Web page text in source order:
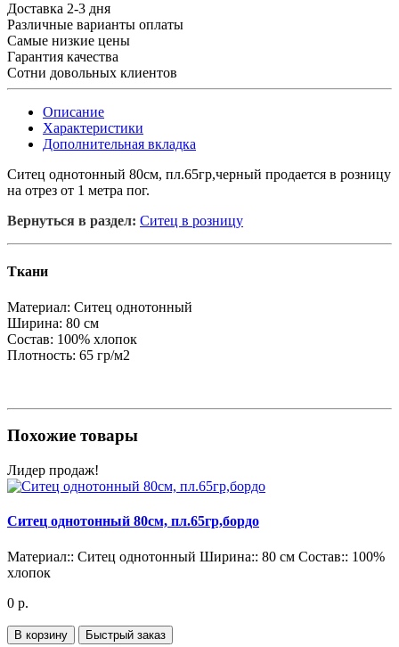
Доставка 2-3 дня
Различные варианты оплаты
Самые низкие цены
Гарантия качества
Сотни довольных клиентов
Описание
Характеристики
Дополнительная вкладка
Ситец однотонный 80см, пл.65гр,черный продается в розницу
на отрез от 1 метра пог.
Вернуться в раздел: Ситец в розницу
Ткани
Материал: Ситец однотонный
Ширина: 80 см
Состав: 100% хлопок
Плотность: 65 гр/м2
Похожие товары
Лидер продаж!
Ситец однотонный 80см, пл.65гр,бордо
Материал:: Ситец однотонный Ширина:: 80 см Состав:: 100%
хлопок
0 р.
В корзину Быстрый заказ